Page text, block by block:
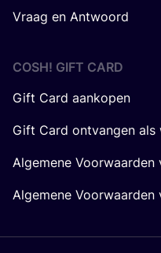
Vraag en Antwoord
COSH! GIFT CARD
Gift Card aankopen
Gift Card ontvangen als
Algemene
Algemene Voorwaarden